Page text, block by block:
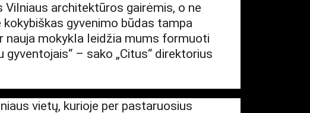
Vilniaus architektūros gairėmis, o ne
gyvenimo būdas tampa
nauja mokykla leidžia mums formuoti
– sako „Citus“ direktorius
vietų, kurioje per pastaruosius